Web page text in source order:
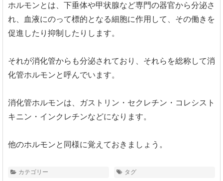
ホルモンとは、下垂体や甲状腺など専門の器官から分泌さ
れ、血液にのって標的となる細胞に作用して、その働きを
促進したり抑制したりします。
それが消化管からも分泌されており、それらを総称して消
化管ホルモンと呼んでいます。
消化管ホルモンは、ガストリン・セクレチン・コレシスト
キニン・インクレチンなどになります。
他のホルモンと同様に覚えておきましょう。
カテゴリー タグ